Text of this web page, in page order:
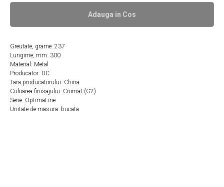
Adauga in Сos
Greutate, grame: 237
Lungime, mm: 300
Material: Metal
Producator: DC
Tara producatorului: China
Culoarea finisajului: Cromat (G2)
Serie: OptimaLine
Unitate de masura: bucata